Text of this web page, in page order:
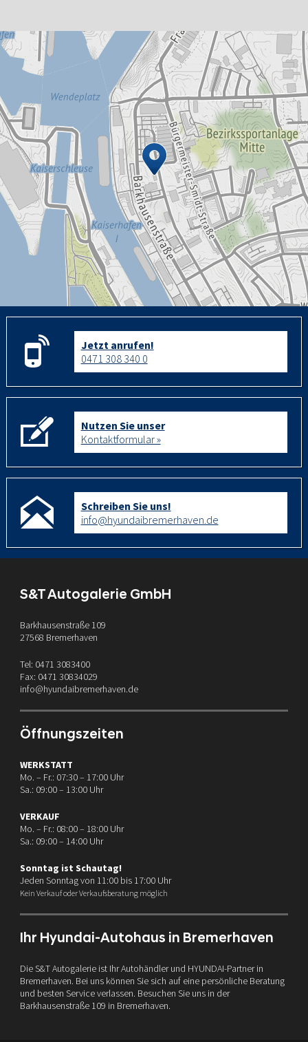
Jetzt anrufen!
0471 308 340 0
Nutzen Sie unser
Kontaktformular »
Schreiben Sie uns!
info@hyundaibremerhaven.de
S&T Autogalerie GmbH
Barkhausenstraße 109
27568 Bremerhaven
Tel: 0471 3083400
Fax: 0471 30834029
info@hyundaibremerhaven.de
Öffnungszeiten
WERKSTATT
Mo. – Fr.: 07:30 – 17:00 Uhr
Sa.: 09:00 – 13:00 Uhr
VERKAUF
Mo. – Fr.: 08:00 – 18:00 Uhr
Sa.: 09:00 – 14:00 Uhr
Sonntag ist Schautag!
Jeden Sonntag von 11:00 bis 17:00 Uhr
Kein Verkauf oder Verkaufsberatung möglich
Ihr Hyundai-Autohaus in Bremerhaven
Die S&T Autogalerie ist Ihr Autohändler und HYUNDAI-Partner in
Bremerhaven. Bei uns können Sie sich auf eine persönliche Beratung
und besten Service verlassen. Besuchen Sie uns in der
Barkhausenstraße 109 in Bremerhaven.